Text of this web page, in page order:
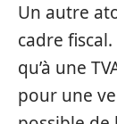
Un autre
cadre
qu’à une
pour une